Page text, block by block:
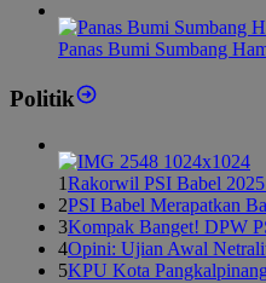
Panas Bumi Sumbang
Politik
1Rakorwil PSI Babel
2PSI Babel Merapatkan
3Kompak Banget! DPW
4Opini: Ujian Awal
5KPU Kota